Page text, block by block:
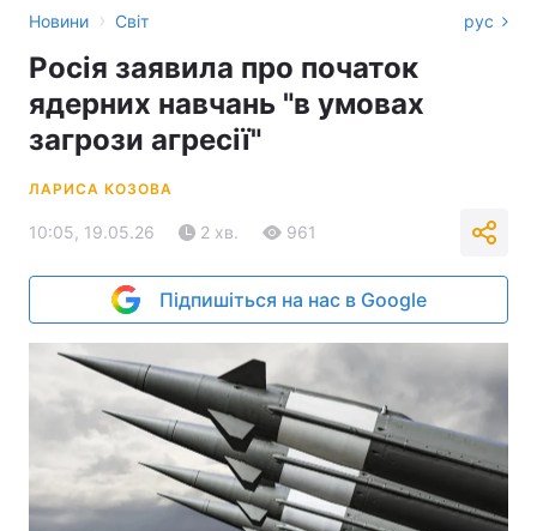
Новини › Світ рус
Росія заявила про початок
ядерних навчань "в умовах
загрози агресії"
ЛАРИСА КОЗОВА
10:05, 19.05.26 2 хв. 961
Підпишіться на нас в Google